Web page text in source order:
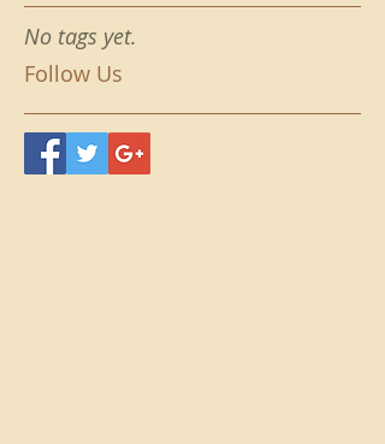
No tags yet.
Follow Us